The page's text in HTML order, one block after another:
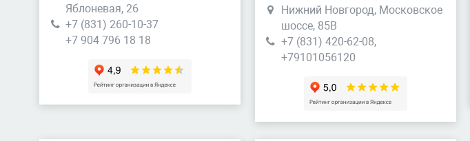
Яблоневая, 26
+7 (831) 260-10-37
+7 904 796 18 18
Нижний Новгород, Московское
шоссе, 85В
+7 (831) 420-62-08,
+79101056120